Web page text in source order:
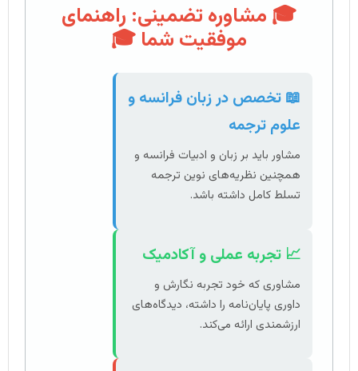
🎓 مشاوره تضمینی: راهنمای
موفقیت شما 🎓
📖 تخصص در زبان فرانسه و
علوم ترجمه
مشاور باید بر زبان و ادبیات فرانسه و
همچنین نظریه‌های نوین ترجمه
تسلط کامل داشته باشد.
📈 تجربه عملی و آکادمیک
مشاوری که خود تجربه نگارش و
داوری پایان‌نامه را داشته، دیدگاه‌های
ارزشمندی ارائه می‌کند.